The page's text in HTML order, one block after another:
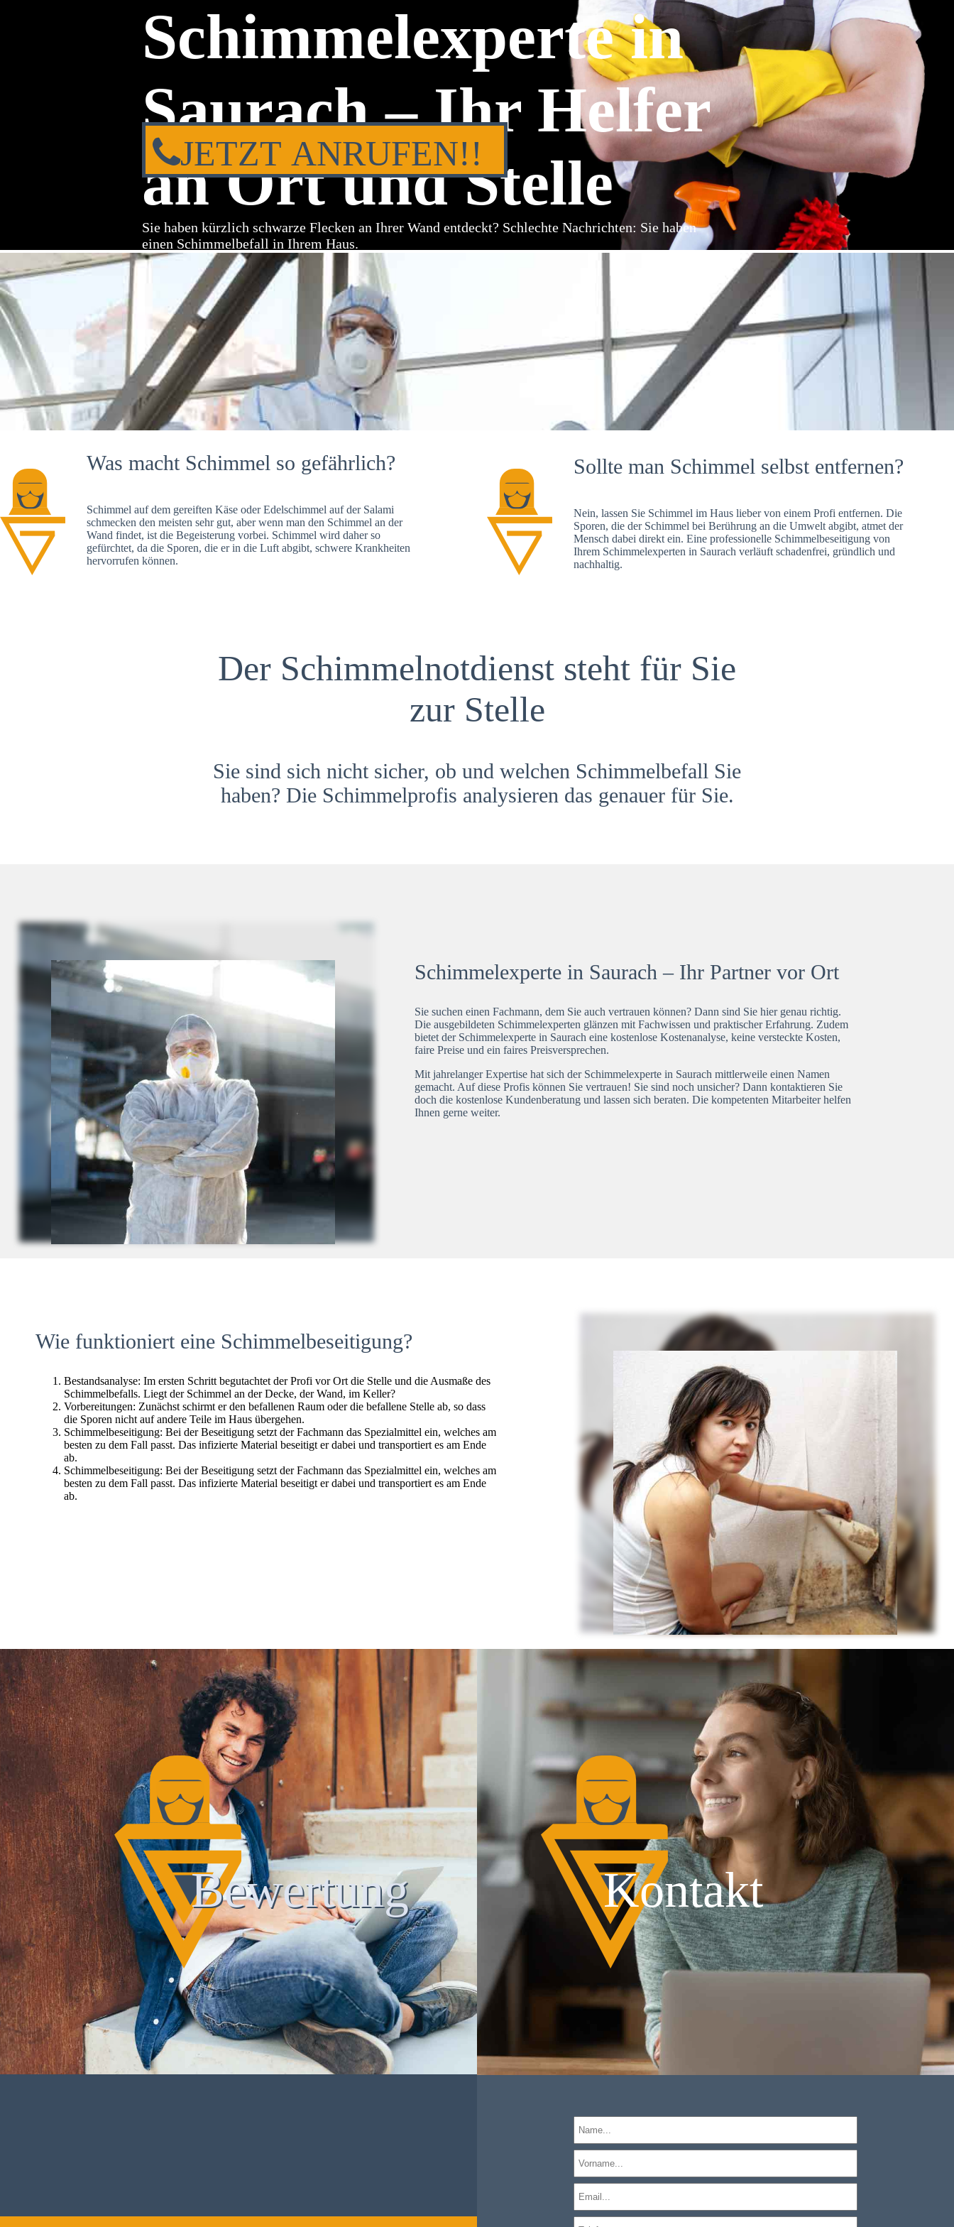
Schimmelexperte in
Saurach – Ihr Helfer
an Ort und Stelle
Sie haben kürzlich schwarze Flecken an Ihrer Wand entdeckt? Schlechte Nachrichten: Sie haben
einen Schimmelbefall in Ihrem Haus.
JETZT ANRUFEN!!
Was macht Schimmel so gefährlich?
Schimmel auf dem gereiften Käse oder Edelschimmel auf der Salami
schmecken den meisten sehr gut, aber wenn man den Schimmel an der
Wand findet, ist die Begeisterung vorbei. Schimmel wird daher so
gefürchtet, da die Sporen, die er in die Luft abgibt, schwere Krankheiten
hervorrufen können.
Sollte man Schimmel selbst entfernen?
Nein, lassen Sie Schimmel im Haus lieber von einem Profi entfernen. Die
Sporen, die der Schimmel bei Berührung an die Umwelt abgibt, atmet der
Mensch dabei direkt ein. Eine professionelle Schimmelbeseitigung von
Ihrem Schimmelexperten in Saurach verläuft schadenfrei, gründlich und
nachhaltig.
Der Schimmelnotdienst steht für Sie
zur Stelle
Sie sind sich nicht sicher, ob und welchen Schimmelbefall Sie
haben? Die Schimmelprofis analysieren das genauer für Sie.
Schimmelexperte in Saurach – Ihr Partner vor Ort
Sie suchen einen Fachmann, dem Sie auch vertrauen können? Dann sind Sie hier genau richtig.
Die ausgebildeten Schimmelexperten glänzen mit Fachwissen und praktischer Erfahrung. Zudem
bietet der Schimmelexperte in Saurach eine kostenlose Kostenanalyse, keine versteckte Kosten,
faire Preise und ein faires Preisversprechen.
Mit jahrelanger Expertise hat sich der Schimmelexperte in Saurach mittlerweile einen Namen
gemacht. Auf diese Profis können Sie vertrauen! Sie sind noch unsicher? Dann kontaktieren Sie
doch die kostenlose Kundenberatung und lassen sich beraten. Die kompetenten Mitarbeiter helfen
Ihnen gerne weiter.
Wie funktioniert eine Schimmelbeseitigung?
Bestandsanalyse: Im ersten Schritt begutachtet der Profi vor Ort die Stelle und die Ausmaße des
Schimmelbefalls. Liegt der Schimmel an der Decke, der Wand, im Keller?
Vorbereitungen: Zunächst schirmt er den befallenen Raum oder die befallene Stelle ab, so dass
die Sporen nicht auf andere Teile im Haus übergehen.
Schimmelbeseitigung: Bei der Beseitigung setzt der Fachmann das Spezialmittel ein, welches am
besten zu dem Fall passt. Das infizierte Material beseitigt er dabei und transportiert es am Ende
ab.
Schimmelbeseitigung: Bei der Beseitigung setzt der Fachmann das Spezialmittel ein, welches am
besten zu dem Fall passt. Das infizierte Material beseitigt er dabei und transportiert es am Ende
ab.
Bewertung Kontakt